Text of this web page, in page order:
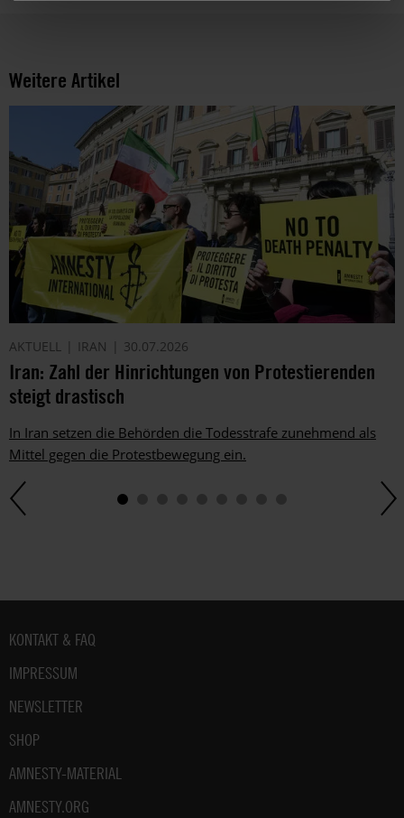
Weitere Artikel
AKTUELL IRAN 30.07.2026
Iran: Zahl der Hinrichtungen von Protestierenden
steigt drastisch
In Iran setzen die Behörden die Todesstrafe zunehmend als
Mittel gegen die Protestbewegung ein.
Fußbereich
KONTAKT & FAQ
IMPRESSUM
NEWSLETTER
SHOP
AMNESTY-MATERIAL
AMNESTY.ORG